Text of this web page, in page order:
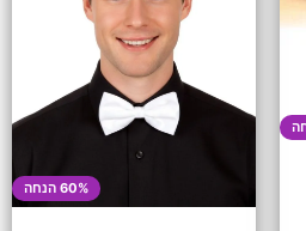
60% הנחה